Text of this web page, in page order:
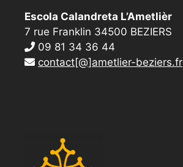
Escola Calandreta L’Ametlièr
7 rue Franklin 34500 BEZIERS
09 81 34 36 44
contact[@]ametlier-beziers.fr